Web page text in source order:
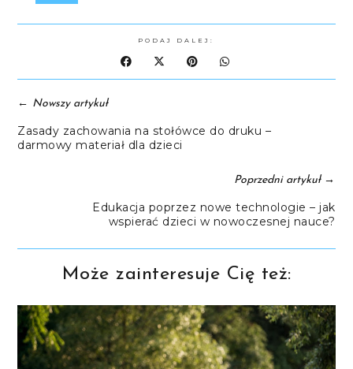
PODAJ DALEJ:
← Nowszy artykuł
Zasady zachowania na stołówce do druku –
darmowy materiał dla dzieci
Poprzedni artykuł→
Edukacja poprzez nowe technologie – jak
wspierać dzieci w nowoczesnej nauce?
Może zainteresuje Cię też: